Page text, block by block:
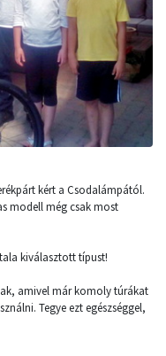
kért a Csodalámpától.
modell még csak most
kiválasztott típust!
amivel már komoly túrákat
Tegye ezt egészséggel,